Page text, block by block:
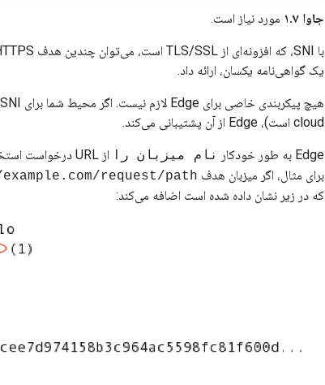
جاوا ۱.۷ مورد نیاز است.
یک گواهی‌نامه یکسان، ارائه داد.
cloud است)، Edge از آن پشتیبانی می‌کند.
Edge به طور خودکار نام میزبان را
برای مثال، اگر میزبان هدف request/path
که در زیر نشان داده شده است اضافه می‌کند: